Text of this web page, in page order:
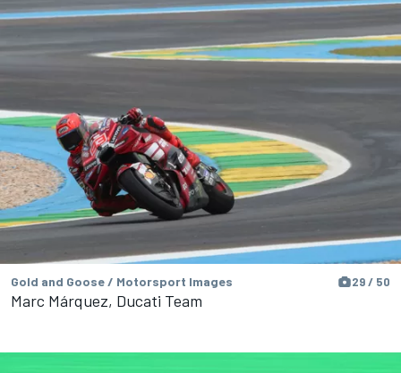
Gold and Goose / Motorsport Images 29 / 50
Marc Márquez, Ducati Team